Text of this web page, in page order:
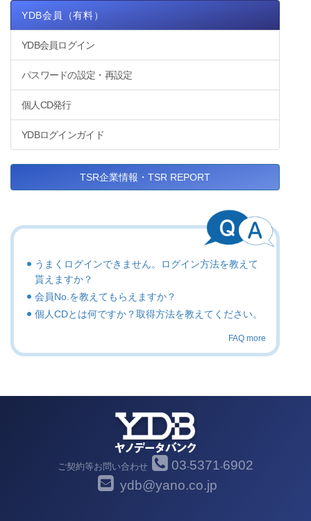
YDB会員（有料）
YDB会員ログイン
パスワードの設定・再設定
個人CD発行
YDBログインガイド
TSR企業情報・TSR REPORT
うまくログインできません。ログイン方法を教えて
貰えますか？
会員No.を教えてもらえますか？
個人CDとは何ですか？取得方法を教えてください。
FAQ more
ご契約等お問い合わせ 03-5371-6902
ydb@yano.co.jp